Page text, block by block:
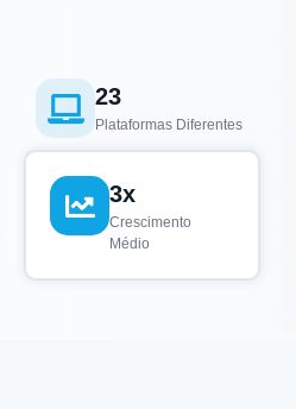
23
Plataformas Diferentes
3x
Crescimento
Médio